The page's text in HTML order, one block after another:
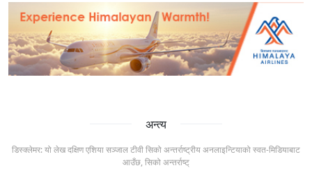
अन्त्य
डिस्क्लेमर: यो लेख दक्षिण एशिया सञ्जाल टीवी सिको अन्तर्राष्ट्रीय अनलाइन्टियाको स्वत-मिडियाबाट
आउँछ, सिको अन्तर्राष्ट्